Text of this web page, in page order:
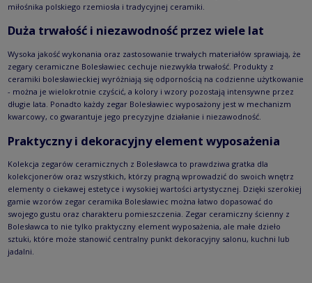
miłośnika polskiego rzemiosła i tradycyjnej ceramiki.
Duża trwałość i niezawodność przez wiele lat
Wysoka jakość wykonania oraz zastosowanie trwałych materiałów sprawiają, że
zegary ceramiczne Bolesławiec cechuje niezwykła trwałość. Produkty z
ceramiki bolesławieckiej wyróżniają się odpornością na codzienne użytkowanie
- można je wielokrotnie czyścić, a kolory i wzory pozostają intensywne przez
długie lata. Ponadto każdy zegar Bolesławiec wyposażony jest w mechanizm
kwarcowy, co gwarantuje jego precyzyjne działanie i niezawodność.
Praktyczny i dekoracyjny element wyposażenia
Kolekcja zegarów ceramicznych z Bolesławca to prawdziwa gratka dla
kolekcjonerów oraz wszystkich, którzy pragną wprowadzić do swoich wnętrz
elementy o ciekawej estetyce i wysokiej wartości artystycznej. Dzięki szerokiej
gamie wzorów zegar ceramika Bolesławiec można łatwo dopasować do
swojego gustu oraz charakteru pomieszczenia. Zegar ceramiczny ścienny z
Bolesławca to nie tylko praktyczny element wyposażenia, ale małe dzieło
sztuki, które może stanowić centralny punkt dekoracyjny salonu, kuchni lub
jadalni.